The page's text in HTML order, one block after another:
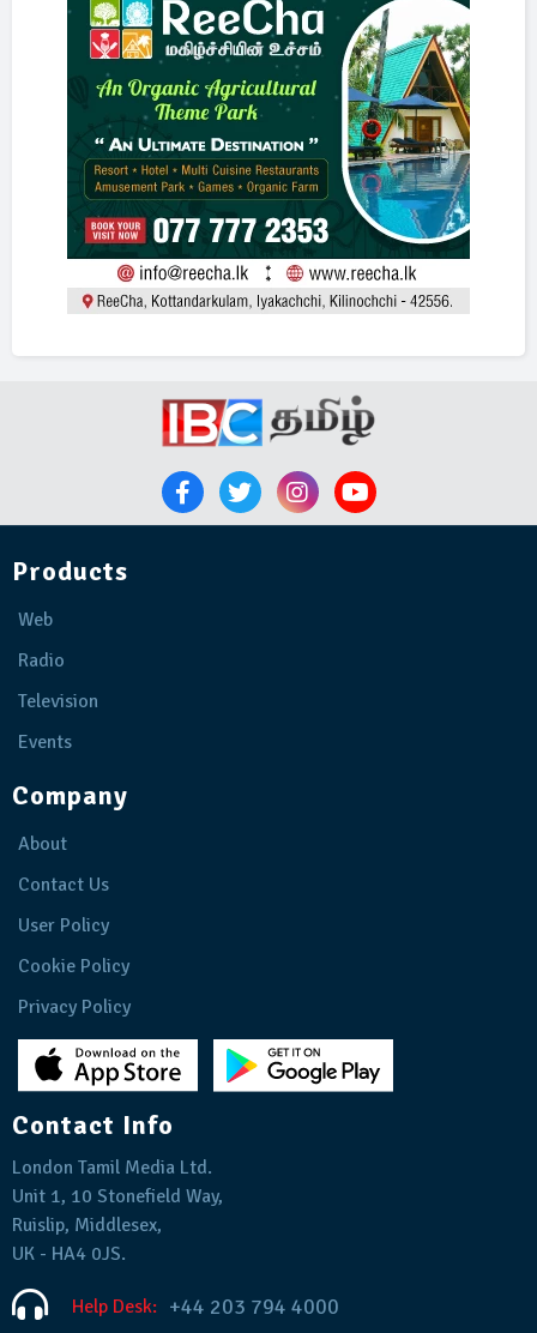
Products
Web
Radio
Television
Events
Company
About
Contact Us
User Policy
Cookie Policy
Privacy Policy
Contact Info
London Tamil Media Ltd.
Unit 1, 10 Stonefield Way,
Ruislip, Middlesex,
UK - HA4 0JS.
Help Desk: +44 203 794 4000